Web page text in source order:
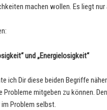
machen wollen. Es liegt
und „Energielosigkeit“
ich Dir diese beiden Begriffe
Probleme mitgeben zu können.
Problem selbst.